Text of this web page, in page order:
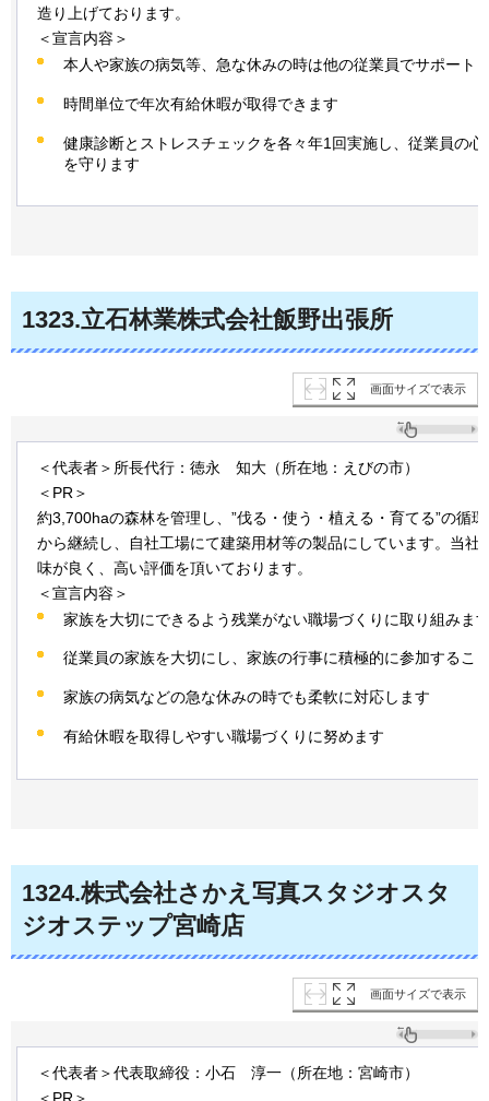
造り上げております。
＜宣言内容＞
本人や家族の病気等、急な休みの時は他の従業員でサポート
時間単位で年次有給休暇が取得できます
健康診断とストレスチェックを各々年1回実施し、従業員の
を守ります
1323.立石林業株式会社飯野出張所
画面サイズで表示
＜代表者＞所長代行：徳永 知大 （所在地：えびの市）
＜PR＞
約3,700haの森林を管理し、”伐る・使う・植える・育てる”の循
から継続し、自社工場にて建築用材等の製品にしています。当社
味が良く、高い評価を頂いております。
＜宣言内容＞
家族を大切にできるよう残業がない職場づくりに取り組みま
従業員の家族を大切にし、家族の行事に積極的に参加するこ
家族の病気などの急な休みの時でも柔軟に対応します
有給休暇を取得しやすい職場づくりに努めます
1324.株式会社さかえ写真スタジオスタ
ジオステップ宮崎店
画面サイズで表示
＜代表者＞代表取締役：小石 淳一 （所在地：宮崎市）